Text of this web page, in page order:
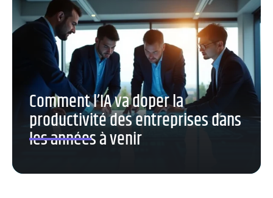
Comment l’IA va doper la
productivité des entreprises dans
les années à venir